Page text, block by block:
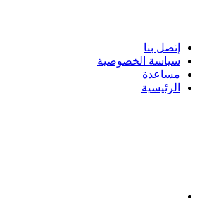
إتصل بنا
سياسة الخصوصية
مساعدة
الرئيسية